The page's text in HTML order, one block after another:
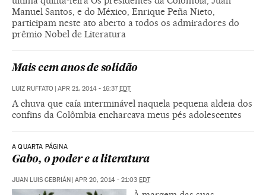
Manuel Santos, e do México, Enrique Peña Nieto,
participam neste ato aberto a todos os admiradores do
prêmio Nobel de Literatura
Mais cem anos de solidão
LUIZ RUFFATO | APR 21, 2014 - 16:37EDT
A chuva que caía interminável naquela pequena aldeia dos
confins da Colômbia encharcava meus pés adolescentes
A QUARTA PÁGINA
Gabo, o poder e a literatura
JUAN LUIS CEBRIÁN | APR 20, 2014 - 21:03 EDT